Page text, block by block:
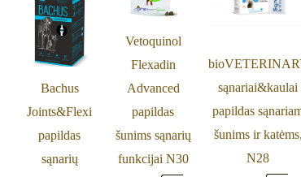
Bachus
Joints&Flexi
papildas
sąnarių
Vetoquinol
Flexadin
Advanced
papildas
šunims sąnarių
funkcijai N30
sąnariai&kaulai
papildas
šunims ir katėms,
N28